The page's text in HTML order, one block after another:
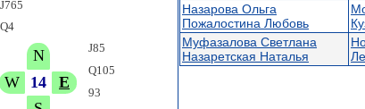
J765
Q4
N
W
14
E
J85
Q105
93
Назарова Ольга
Пожалостина Любовь
Муфазалова Светлана
Назаретская Наталья